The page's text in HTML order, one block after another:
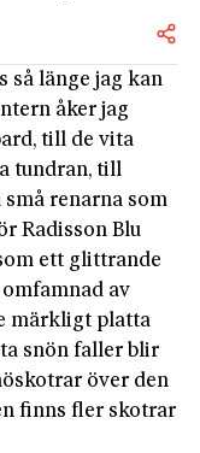
så länge jag kan
åker jag
till de vita
tundran, till
renarna som
Radisson Blu
ett glittrande
av
märkligt platta
snön faller blir
över den
finns fler skotrar